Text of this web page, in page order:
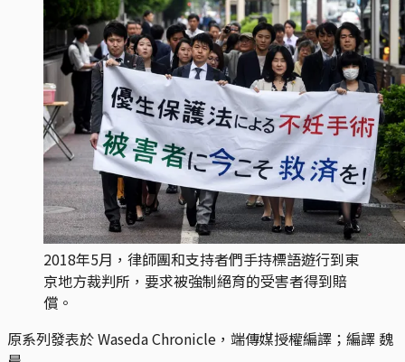
2018年5月，律師團和支持者們手持標語遊行到東
京地方裁判所，要求被強制絕育的受害者得到賠
償。
原系列發表於 Waseda Chronicle，端傳媒授權編譯；編譯 魏